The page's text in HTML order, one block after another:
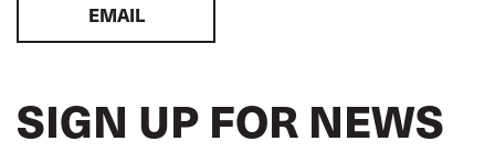
EMAIL
SIGN UP FOR NEWS